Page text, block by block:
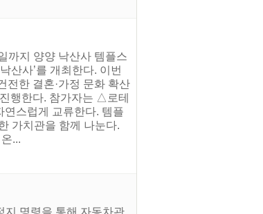
까지 양양 낙산사 템플스
산사’를 개최한다. 이번
전한 결혼·가정 문화 확산
행한다. 참가자는 △로테
스럽게 교류한다. 템플
가치관을 함께 나눈다.
...
지 명령을 통해 자동차관